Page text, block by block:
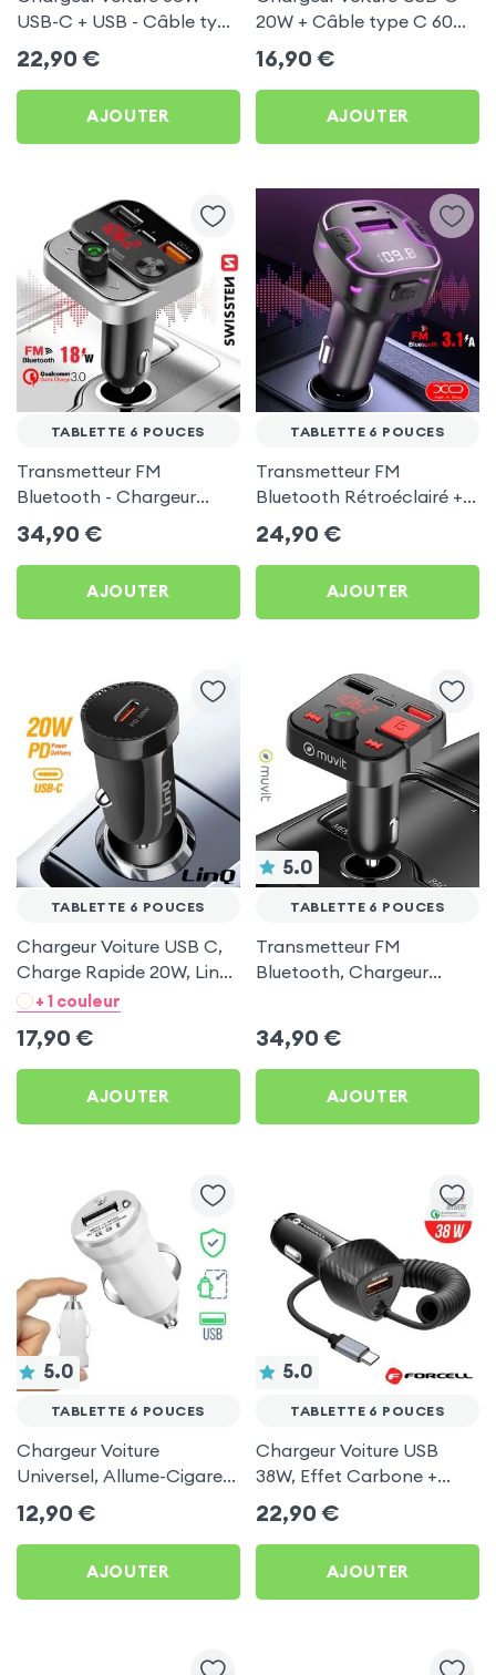
USB-C + USB - Câble type
C 60W Blue Star pour
Tablette 6 pouces
22,90 €
AJOUTER
20W + Câble type C 60W
Blue Star pour Tablette 6
pouces
16,90 €
AJOUTER
TABLETTE 6 POUCES
Transmetteur FM
Bluetooth - Chargeur
Voiture USB C + USB -
Swissten
34,90 €
AJOUTER
TABLETTE 6 POUCES
Transmetteur FM
Bluetooth Rétroéclairé +
Chargeur Voiture USB C
et USB - XO
24,90 €
AJOUTER
TABLETTE 6 POUCES
Chargeur Voiture USB C,
Charge Rapide 20W, LinQ
- Noir pour Tablette 6
+ 1 couleur
17,90 €
AJOUTER
5.0
TABLETTE 6 POUCES
Transmetteur FM
Bluetooth, Chargeur
34,90 €
AJOUTER
5.0
TABLETTE 6 POUCES
Chargeur Voiture
Universel, Allume-Cigare
Ultra Compact avec
Finition Métallisée - Blanc
12,90 €
AJOUTER
5.0
TABLETTE 6 POUCES
Chargeur Voiture USB
38W, Effet Carbone +
Câble USB-C intégré pour
Tablette 6 pouces
22,90 €
AJOUTER